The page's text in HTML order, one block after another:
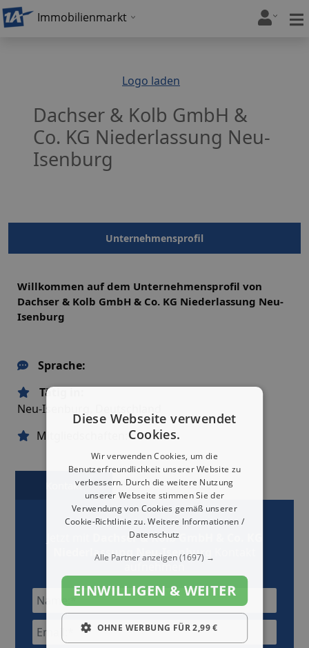
Immobilienmarkt
Logo laden
Dachser & Kolb GmbH &
Co. KG Niederlassung Neu-
Isenburg
Unternehmensprofil
Willkommen auf dem Unternehmensprofil von
Dachser & Kolb GmbH & Co. KG Niederlassung Neu-
Isenburg
Sprache:
Tätig in:
Neu-Isenburg, Deutschland
Mitgliedschaften:
Kontakt Karte
Dachser & Kolb GmbH & Co. KG
Niederlassung Neu-Isenburg
aufnehmen
Diese Webseite verwendet
Cookies.
Wir verwenden Cookies, um die
Benutzerfreundlichkeit unserer Website zu
verbessern. Durch die weitere Nutzung
unserer Webseite stimmen Sie der
Verwendung von Cookies gemäß unserer
Cookie-Richtlinie zu.Weitere Informationen /
Datenschutz
Alle Partner anzeigen(1697) →
EINWILLIGEN & WEITER
OHNE WERBUNG FÜR 2,99 €